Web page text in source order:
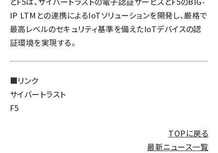
IP LTMとの連携によるIoTソリューションを開発し、厳格で
最高レベルのセキュリティ基準を備えたIoTデバイスの認
証環境を実現する。
■リンク
サイバートラスト
F5
TOPに戻る
最新ニュース一覧